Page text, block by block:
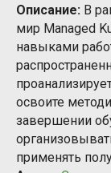
Описание: В
мир Managed
навыками
освоите
завершении
применять